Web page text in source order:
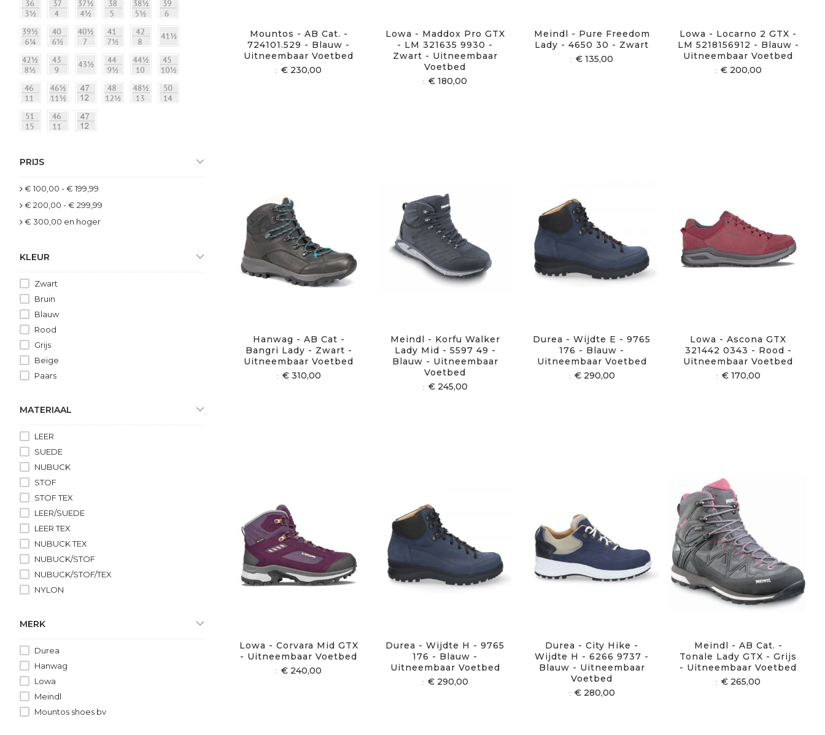
Mountos - AB Cat. -
724101.529 - Blauw -
Uitneembaar Voetbed
€ 230,00
Lowa - Maddox Pro GTX
- LM 321635 9930 -
Zwart - Uitneembaar
Voetbed
€ 180,00
Meindl - Pure Freedom
Lady - 4650 30 - Zwart
€ 135,00
Lowa - Locarno 2 GTX -
LM 5218156912 - Blauw -
Uitneembaar Voetbed
€ 200,00
Hanwag - AB Cat -
Bangri Lady - Zwart -
Uitneembaar Voetbed
€ 310,00
Meindl - Korfu Walker
Lady Mid - 5597 49 -
Blauw - Uitneembaar
Voetbed
€ 245,00
Durea - Wijdte E - 9765
176 - Blauw -
Uitneembaar Voetbed
€ 290,00
Lowa - Ascona GTX
321442 0343 - Rood -
Uitneembaar Voetbed
€ 170,00
Lowa - Corvara Mid GTX
- Uitneembaar Voetbed
€ 240,00
Durea - Wijdte H - 9765
176 - Blauw -
Uitneembaar Voetbed
€ 290,00
Durea - City Hike -
Wijdte H - 6266 9737 -
Blauw - Uitneembaar
Voetbed
€ 280,00
Meindl - AB Cat. -
Tonale Lady GTX - Grijs
- Uitneembaar Voetbed
€ 265,00
PRIJS
€ 100,00 -€ 199,99
€ 200,00 -€ 299,99
€ 300,00 en hoger
KLEUR
Zwart
Bruin
Blauw
Rood
Grijs
Beige
Paars
MATERIAAL
LEER
SUEDE
NUBUCK
STOF
STOF TEX
LEER/SUEDE
LEER TEX
NUBUCK TEX
NUBUCK/STOF
NUBUCK/STOF/TEX
NYLON
MERK
Durea
Hanwag
Lowa
Meindl
Mountos shoes bv